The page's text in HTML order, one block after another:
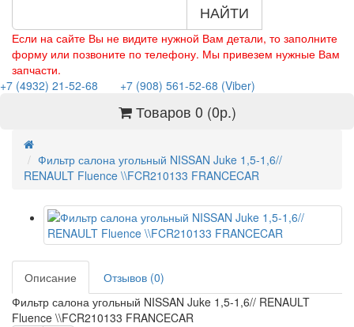
НАЙТИ
Если на сайте Вы не видите нужной Вам детали, то заполните
форму или позвоните по телефону. Мы привезем нужные Вам
запчасти.
+7 (4932) 21-52-68
+7 (908) 561-52-68 (Viber)
Товаров 0 (0р.)
Фильтр салона угольный NISSAN Juke 1,5-1,6//
RENAULT Fluence \\FCR210133 FRANCECAR
Описание
Отзывов (0)
Фильтр салона угольный NISSAN Juke 1,5-1,6// RENAULT
Fluence \\FCR210133 FRANCECAR